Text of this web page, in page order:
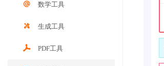
数学工具
生成工具
PDF工具